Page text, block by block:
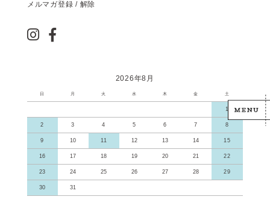
メルマガ登録 / 解除
2026年8月
日 月 火 水 木 金 土
1
2 3 4 5 6 7 8
9 10 11 12 13 14 15
16 17 18 19 20 21 22
23 24 25 26 27 28 29
30 31